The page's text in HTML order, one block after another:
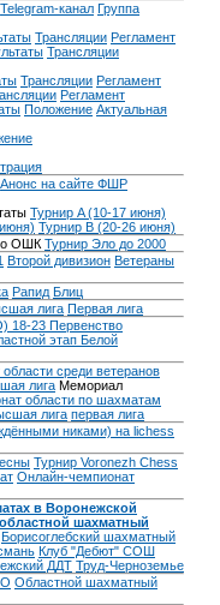
Telegram-канал Группа
Трансляции Регламент
Трансляции
Трансляции Регламент
Регламент
Положение Актуальная
Анонс на сайте ФШР
Турнир A (10-17 июня)
Турнир B (20-26 июня)
ОШК Турнир Эло до 2000
Второй дивизион Ветераны
Рапид Блиц
лига Первая лига
18-23 Первенство
этап Белой
среди ветеранов
лига Мемориал
области по шахматам
лига первая лига
никами) на lichess
Турнир Voronezh Chess
Онлайн-чемпионат
в Воронежской
шахматный
Борисоглебский шахматный
Клуб "Дебют" СОШ
ДДТ Труд-Черноземье
Областной шахматный